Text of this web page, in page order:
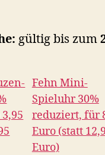
gültig bis zum
Fehn Mini-
Spieluhr 30%
reduziert, für
Euro (statt
Euro)